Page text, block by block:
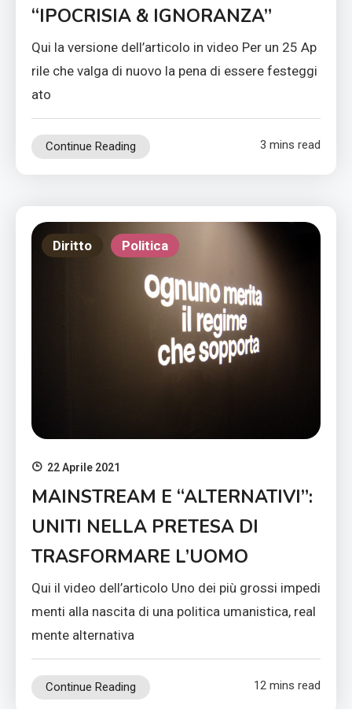
“IPOCRISIA & IGNORANZA”
Qui la versione dell’articolo in video Per un 25 Ap
rile che valga di nuovo la pena di essere festeggi
ato
Continue Reading 3 mins read
Diritto Politica
22 Aprile 2021
MAINSTREAM E “ALTERNATIVI”:
UNITI NELLA PRETESA DI
TRASFORMARE L’UOMO
Qui il video dell’articolo Uno dei più grossi impedi
menti alla nascita di una politica umanistica, real
mente alternativa
Continue Reading 12 mins read